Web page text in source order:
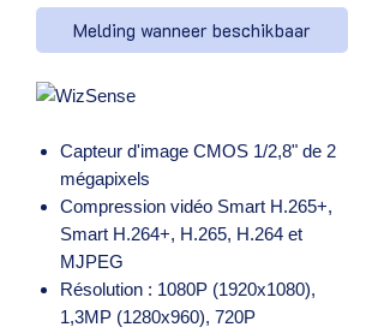
Melding wanneer beschikbaar
Capteur d'image CMOS 1/2,8" de 2
mégapixels
Compression vidéo Smart H.265+,
Smart H.264+, H.265, H.264 et
MJPEG
Résolution : 1080P (1920x1080),
1,3MP (1280x960), 720P